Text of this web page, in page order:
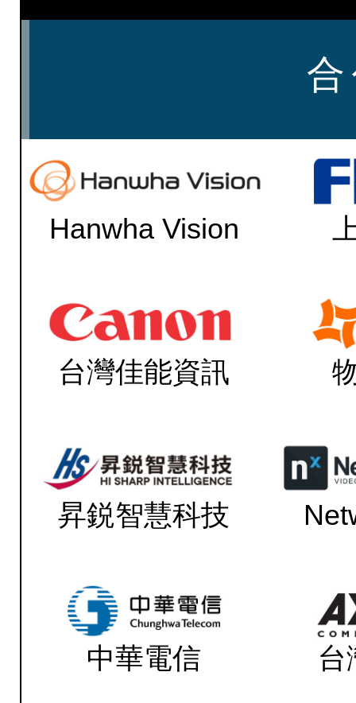
合
Hanwha Vision
台灣佳能資訊
昇鋭智慧科技
中華電信 台